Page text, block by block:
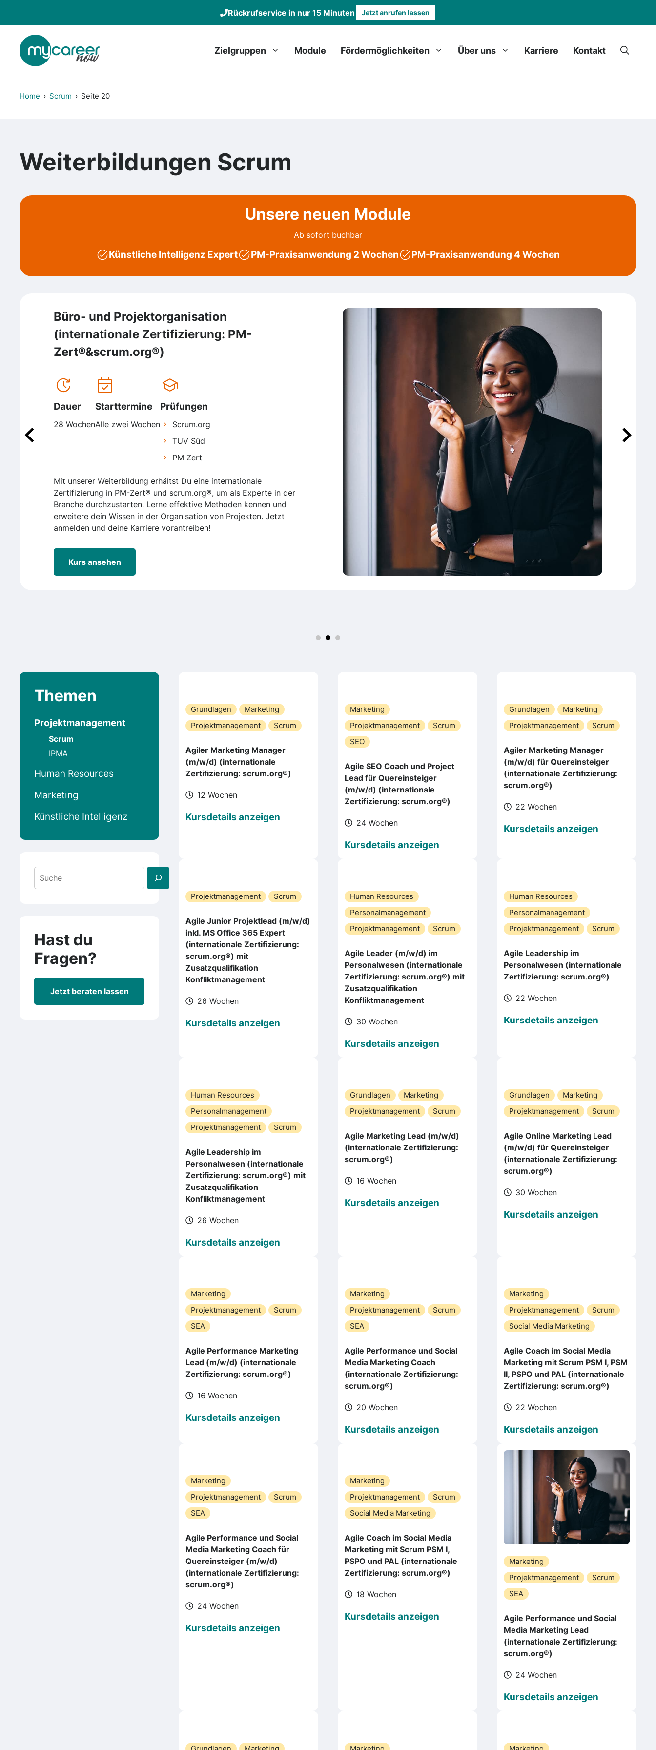
springen
Rückrufservice in nur 15 Minuten Jetzt anrufen lassen
Zielgruppen Module Fördermöglichkeiten Über uns Karriere Kontakt
Home › Scrum › Seite 20
Weiterbildungen Scrum
Unsere neuen Module
Ab sofort buchbar
Künstliche Intelligenz Expert PM-Praxisanwendung 2 Wochen PM-Praxisanwendung 4 Wochen
Büro- und Projektorganisation
(internationale Zertifizierung: PM-
Zert®&scrum.org®)
Dauer
28 Wochen
Starttermine
Alle zwei Wochen
Prüfungen
Scrum.org
TÜV Süd
PM Zert
Mit unserer Weiterbildung erhältst Du eine internationale
Zertifizierung in PM-Zert® und scrum.org®, um als Experte in der
Branche durchzustarten. Lerne effektive Methoden kennen und
erweitere dein Wissen in der Organisation von Projekten. Jetzt
anmelden und deine Karriere vorantreiben!
Kurs ansehen
Themen
Projektmanagement
Scrum
IPMA
Human Resources
Marketing
Künstliche Intelligenz
Search
Hast du
Fragen?
Jetzt beraten lassen
Grundlagen
Marketing
Projektmanagement
Scrum
Agiler Marketing Manager
(m/w/d) (internationale
Zertifizierung: scrum.org®)
12 Wochen
Kursdetails anzeigen
Marketing
Projektmanagement
Scrum
SEO
Agile SEO Coach und Project
Lead für Quereinsteiger
(m/w/d) (internationale
Zertifizierung: scrum.org®)
24 Wochen
Kursdetails anzeigen
Grundlagen
Marketing
Projektmanagement
Scrum
Agiler Marketing Manager
(m/w/d) für Quereinsteiger
(internationale Zertifizierung:
scrum.org®)
22 Wochen
Kursdetails anzeigen
Projektmanagement Scrum
Agile Junior Projektlead (m/w/d)
inkl. MS Office 365 Expert
(internationale Zertifizierung:
scrum.org®) mit
Zusatzqualifikation
Konfliktmanagement
26 Wochen
Kursdetails anzeigen
Human Resources
Personalmanagement
Projektmanagement
Scrum
Agile Leader (m/w/d) im
Personalwesen (internationale
Zertifizierung: scrum.org®) mit
Zusatzqualifikation
Konfliktmanagement
30 Wochen
Kursdetails anzeigen
Human Resources
Personalmanagement
Projektmanagement
Scrum
Agile Leadership im
Personalwesen (internationale
Zertifizierung: scrum.org®)
22 Wochen
Kursdetails anzeigen
Human Resources
Personalmanagement
Projektmanagement
Scrum
Agile Leadership im
Personalwesen (internationale
Zertifizierung: scrum.org®) mit
Zusatzqualifikation
Konfliktmanagement
26 Wochen
Kursdetails anzeigen
Grundlagen
Marketing
Projektmanagement
Scrum
Agile Marketing Lead (m/w/d)
(internationale Zertifizierung:
scrum.org®)
16 Wochen
Kursdetails anzeigen
Grundlagen
Marketing
Projektmanagement
Scrum
Agile Online Marketing Lead
(m/w/d) für Quereinsteiger
(internationale Zertifizierung:
scrum.org®)
30 Wochen
Kursdetails anzeigen
Marketing
Projektmanagement
Scrum
SEA
Agile Performance Marketing
Lead (m/w/d) (internationale
Zertifizierung: scrum.org®)
16 Wochen
Kursdetails anzeigen
Marketing
Projektmanagement
Scrum
SEA
Agile Performance und Social
Media Marketing Coach
(internationale Zertifizierung:
scrum.org®)
20 Wochen
Kursdetails anzeigen
Marketing
Projektmanagement
Scrum
Social Media Marketing
Agile Coach im Social Media
Marketing mit Scrum PSM I, PSM
II, PSPO und PAL (internationale
Zertifizierung: scrum.org®)
22 Wochen
Kursdetails anzeigen
Marketing
Projektmanagement
Scrum
SEA
Agile Performance und Social
Media Marketing Coach für
Quereinsteiger (m/w/d)
(internationale Zertifizierung:
scrum.org®)
24 Wochen
Kursdetails anzeigen
Marketing
Projektmanagement
Scrum
Social Media Marketing
Agile Coach im Social Media
Marketing mit Scrum PSM I,
PSPO und PAL (internationale
Zertifizierung: scrum.org®)
18 Wochen
Kursdetails anzeigen
Marketing
Projektmanagement
Scrum
SEA
Agile Performance und Social
Media Marketing Lead
(internationale Zertifizierung:
scrum.org®)
24 Wochen
Kursdetails anzeigen